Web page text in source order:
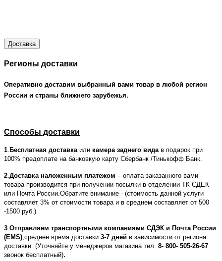
Доставка
Регионы доставки
Оперативно доставим выбранный вами товар в любой регион
России и страны ближнего зарубежья.
Способы доставки
1 Бесплатная доставка или камера заднего вида в подарок при
100% предоплате на банковкую карту Сбербанк /Тинькофф Банк.
2 Доставка наложенным платежом – оплата заказанного вами
товара производится при получении посылки в отделении ТК СДЕК
или Почта России.Обратите внимание - (стоимость данной услуги
составляет 3% от стоимости товара и в среднем составляет от 500
-1500 руб.)
3 Отправляем транспортными компаниями СДЭК и Почта России
(EMS) ,среднее время доставки 3-7 дней в зависимости от региона
доставки. (Уточняйте у менеджеров магазина тел. 8- 800- 505-26-67
звонок бесплатный).